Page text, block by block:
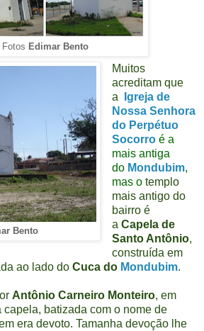
Fotos Edimar Bento
Bento
Muitos
acreditam que
a
Igreja de
Nossa Senhora
do Perpétuo
Socorro éa
mais antiga
do Mondubim,
mas otemplo
mais antigo do
bairro é
a Capela de
Santo Antônio,
construída em
ao lado do Cuca do Mondubim.
Antônio Carneiro Monteiro, em
capela, batizada com o nome de
era devoto. Tamanha devoção lhe